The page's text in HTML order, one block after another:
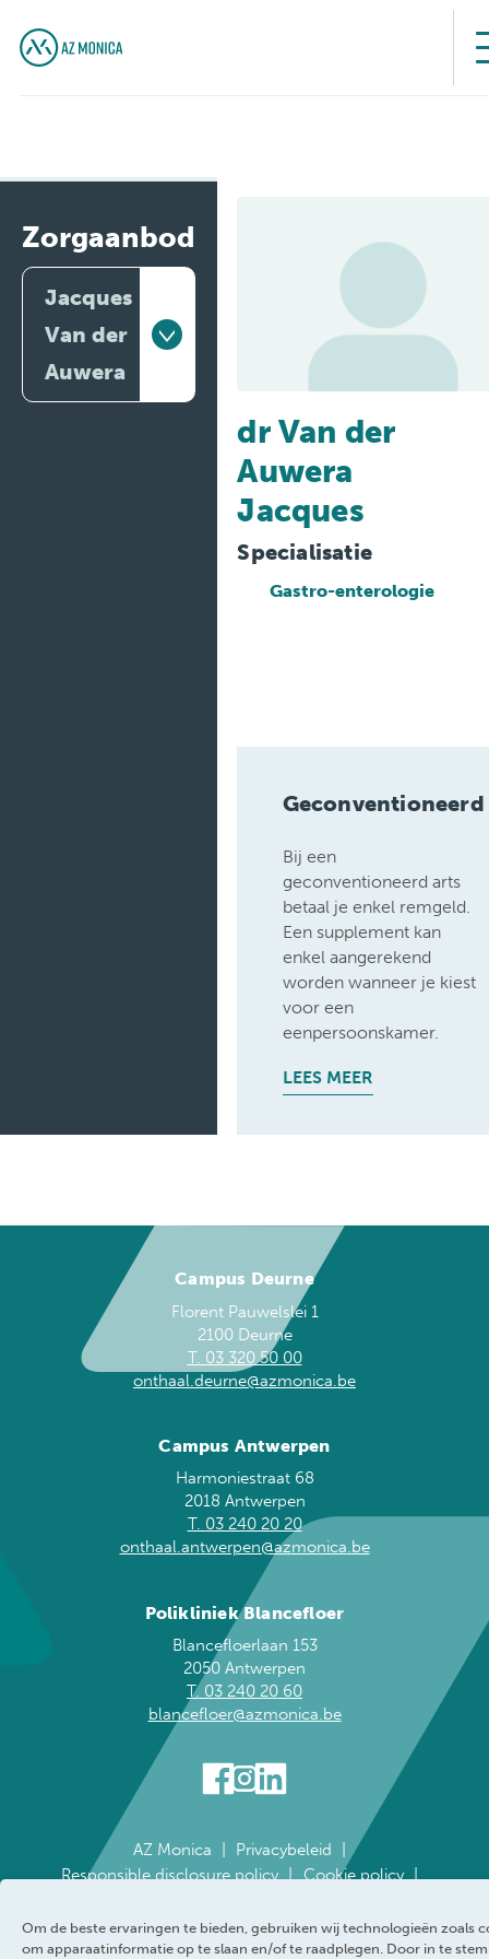
Om de beste ervaringen te bieden, gebruiken wij technologieën zoals
om apparaatinformatie op te slaan en/of te raadplegen. Door in te
Zorgaanbod
Jacques
Van der
Auwera
dr Van der
Auwera
Jacques
Specialisatie
Gastro-enterologie
Geconventioneerd
Bij een
geconventioneerd arts
betaal je enkel remgeld.
Een supplement kan
enkel aangerekend
worden wanneer je kiest
voor een
eenpersoonskamer.
LEES MEER
Campus Deurne
Florent Pauwelslei 1
2100 Deurne
T. 03 320 50 00
onthaal.deurne@azmonica.be
Campus Antwerpen
Harmoniestraat 68
2018 Antwerpen
T. 03 240 20 20
onthaal.antwerpen@azmonica.be
Polikliniek Blancefloer
Blancefloerlaan 153
2050 Antwerpen
T. 03 240 20 60
blancefloer@azmonica.be
AZ Monica
Privacybeleid
Responsible disclosure policy
Cookie policy
WEBRAND